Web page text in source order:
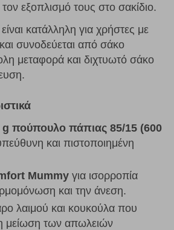
εξοπλισμό τους στο σακίδιο.
είναι κατάλληλη για χρήστες με
και συνοδεύεται από σάκο
μεταφορά και διχτυωτό σάκο
g πούπουλο πάπιας 85/15 (600
και πιστοποιημένη
Mummy για ισορροπία
και την άνεση.
λαιμού και κουκούλα που
μείωση των απωλειών